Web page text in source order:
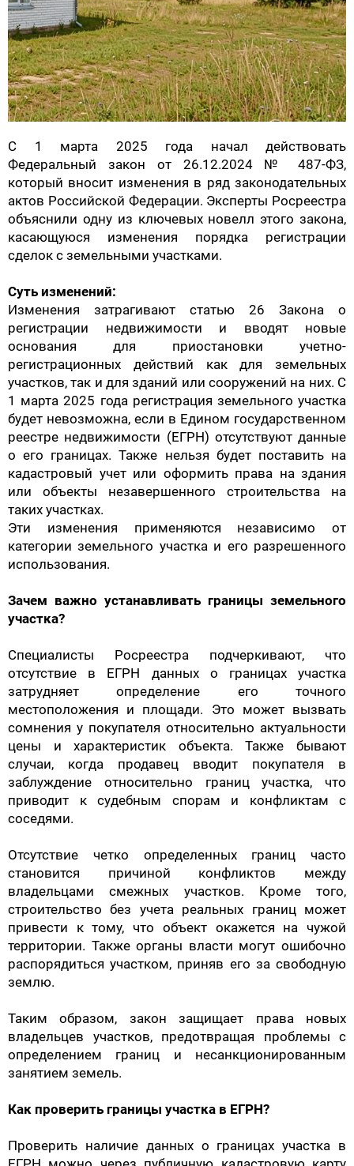
С 1 марта 2025 года начал действовать
Федеральный закон от 26.12.2024 № 487-ФЗ,
который вносит изменения в ряд законодательных
актов Российской Федерации. Эксперты Росреестра
объяснили одну из ключевых новелл этого закона,
касающуюся изменения порядка регистрации
сделок с земельными участками.
Суть изменений:
Изменения затрагивают статью 26 Закона о
регистрации недвижимости и вводят новые
основания для приостановки учетно-
регистрационных действий как для земельных
участков, так и для зданий или сооружений на них. С
1 марта 2025 года регистрация земельного участка
будет невозможна, если в Едином государственном
реестре недвижимости (ЕГРН) отсутствуют данные
о его границах. Также нельзя будет поставить на
кадастровый учет или оформить права на здания
или объекты незавершенного строительства на
таких участках.
Эти изменения применяются независимо от
категории земельного участка и его разрешенного
использования.
Зачем важно устанавливать границы земельного
участка?
Специалисты Росреестра подчеркивают, что
отсутствие в ЕГРН данных о границах участка
затрудняет определение его точного
местоположения и площади. Это может вызвать
сомнения у покупателя относительно актуальности
цены и характеристик объекта. Также бывают
случаи, когда продавец вводит покупателя в
заблуждение относительно границ участка, что
приводит к судебным спорам и конфликтам с
соседями.
Отсутствие четко определенных границ часто
становится причиной конфликтов между
владельцами смежных участков. Кроме того,
строительство без учета реальных границ может
привести к тому, что объект окажется на чужой
территории. Также органы власти могут ошибочно
распорядиться участком, приняв его за свободную
землю.
Таким образом, закон защищает права новых
владельцев участков, предотвращая проблемы с
определением границ и несанкционированным
занятием земель.
Как проверить границы участка в ЕГРН?
Проверить наличие данных о границах участка в